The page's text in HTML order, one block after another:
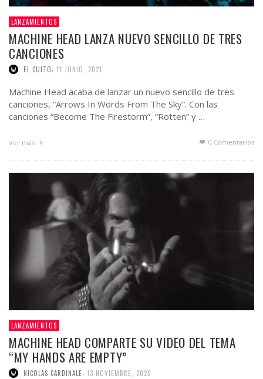
LANZAMIENTOS
MACHINE HEAD LANZA NUEVO SENCILLO DE TRES
CANCIONES
EL CULTO, 11 JUNIO, 2021
Machine Head acaba de lanzar un nuevo sencillo de tres
canciones, “Arrows In Words From The Sky”. Con las
canciones “Become The Firestorm”, “Rotten” y …
Ver más 0 Comentarios
LANZAMIENTOS
MACHINE HEAD COMPARTE SU VIDEO DEL TEMA
“MY HANDS ARE EMPTY”
NICOLAS CARDINALE, 13 NOVIEMBRE, 2020